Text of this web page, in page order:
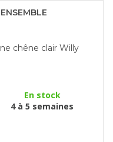
chêne clair Willy
En stock
4 à 5 semaines